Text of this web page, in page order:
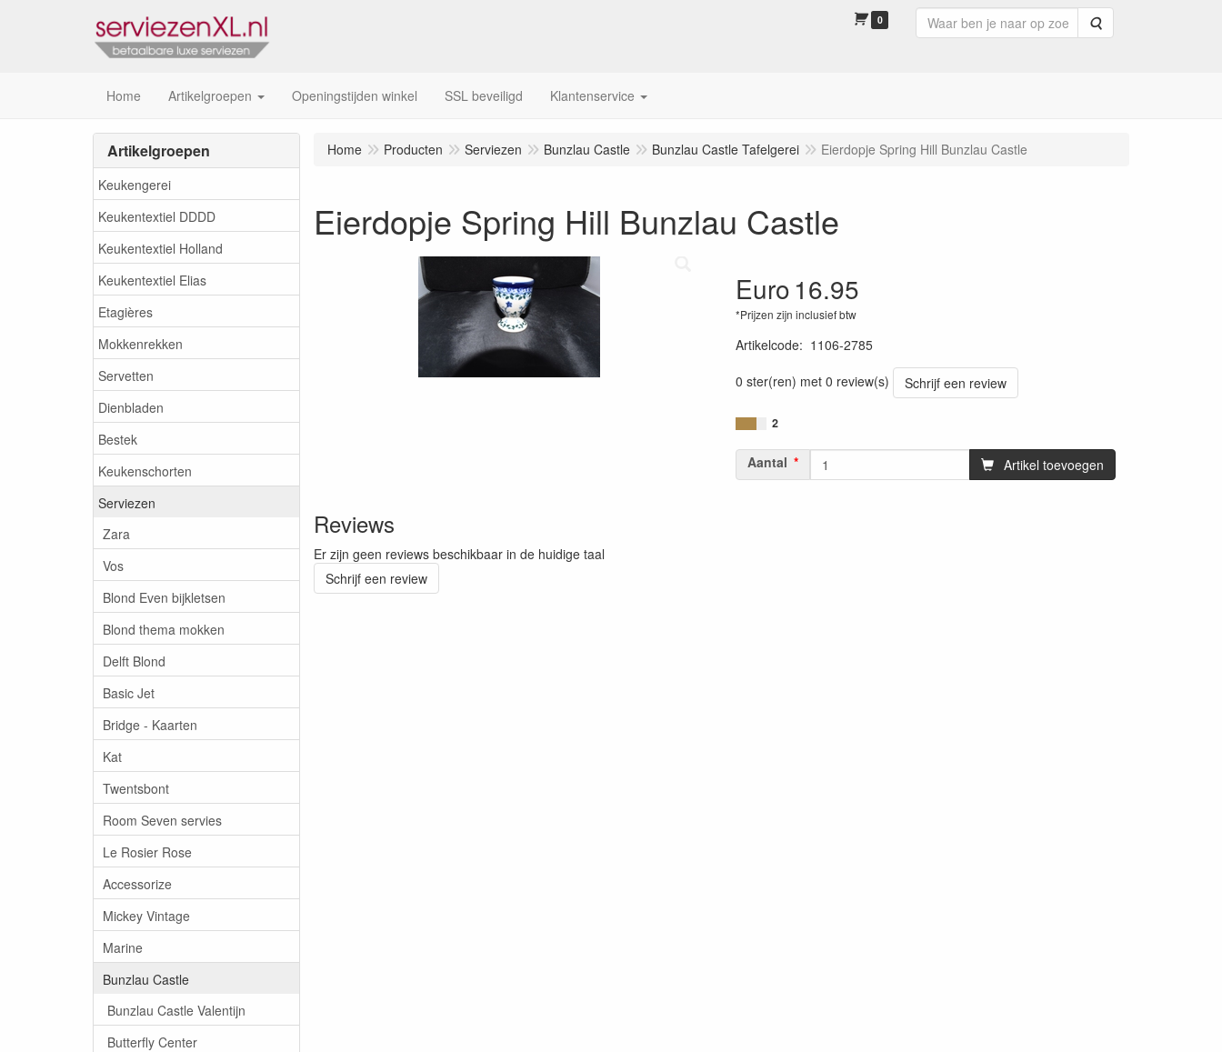
0 Zoeken
Home Artikelgroepen Openingstijden winkel SSL beveiligd Klantenservice
Artikelgroepen
Keukengerei
Keukentextiel DDDD
Keukentextiel Holland
Keukentextiel Elias
Etagières
Mokkenrekken
Servetten
Dienbladen
Bestek
Keukenschorten
Serviezen
Zara
Vos
Blond Even bijkletsen
Blond thema mokken
Delft Blond
Basic Jet
Bridge - Kaarten
Kat
Twentsbont
Room Seven servies
Le Rosier Rose
Accessorize
Mickey Vintage
Marine
Bunzlau Castle
Bunzlau Castle Valentijn
Butterfly Center
Home Producten Serviezen Bunzlau Castle Bunzlau Castle Tafelgerei Eierdopje Spring Hill Bunzlau Castle
Eierdopje Spring Hill Bunzlau Castle
Euro16.95
*Prijzen zijn inclusief btw
Artikelcode: 1106-2785
0 ster(ren) met 0 review(s)
Schrijf een review
2
Aantal Artikel toevoegen
Reviews
Er zijn geen reviews beschikbaar in de huidige taal
Schrijf een review